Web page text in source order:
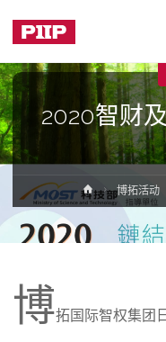
2020智财
Home博拓活动
博拓国际智权集团